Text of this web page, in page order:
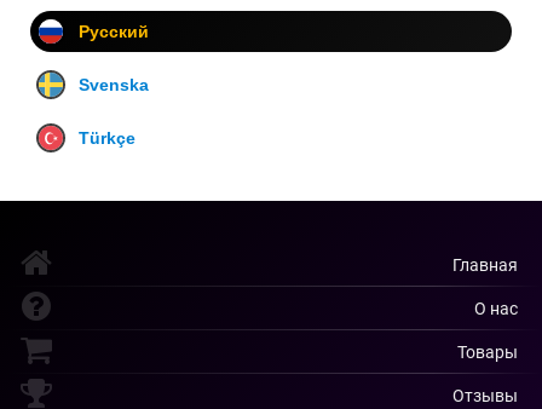
Русский
Svenska
Türkçe
Главная
О нас
Товары
Отзывы